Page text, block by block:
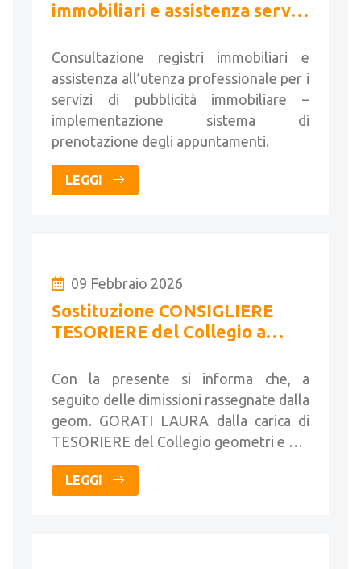
immobiliari e assistenza servizi
Consultazione registri immobiliari e
assistenza all’utenza professionale per i
servizi di pubblicità immobiliare –
implementazione sistema di
prenotazione degli appuntamenti.
LEGGI
09 Febbraio 2026
Sostituzione CONSIGLIERE
TESORIERE del Collegio a
Con la presente si informa che, a
seguito delle dimissioni rassegnate dalla
geom. GORATI LAURA dalla carica di
TESORIERE del Collegio geometri e …
LEGGI